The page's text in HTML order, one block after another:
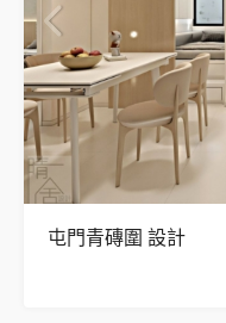
屯門青磚圍 設計